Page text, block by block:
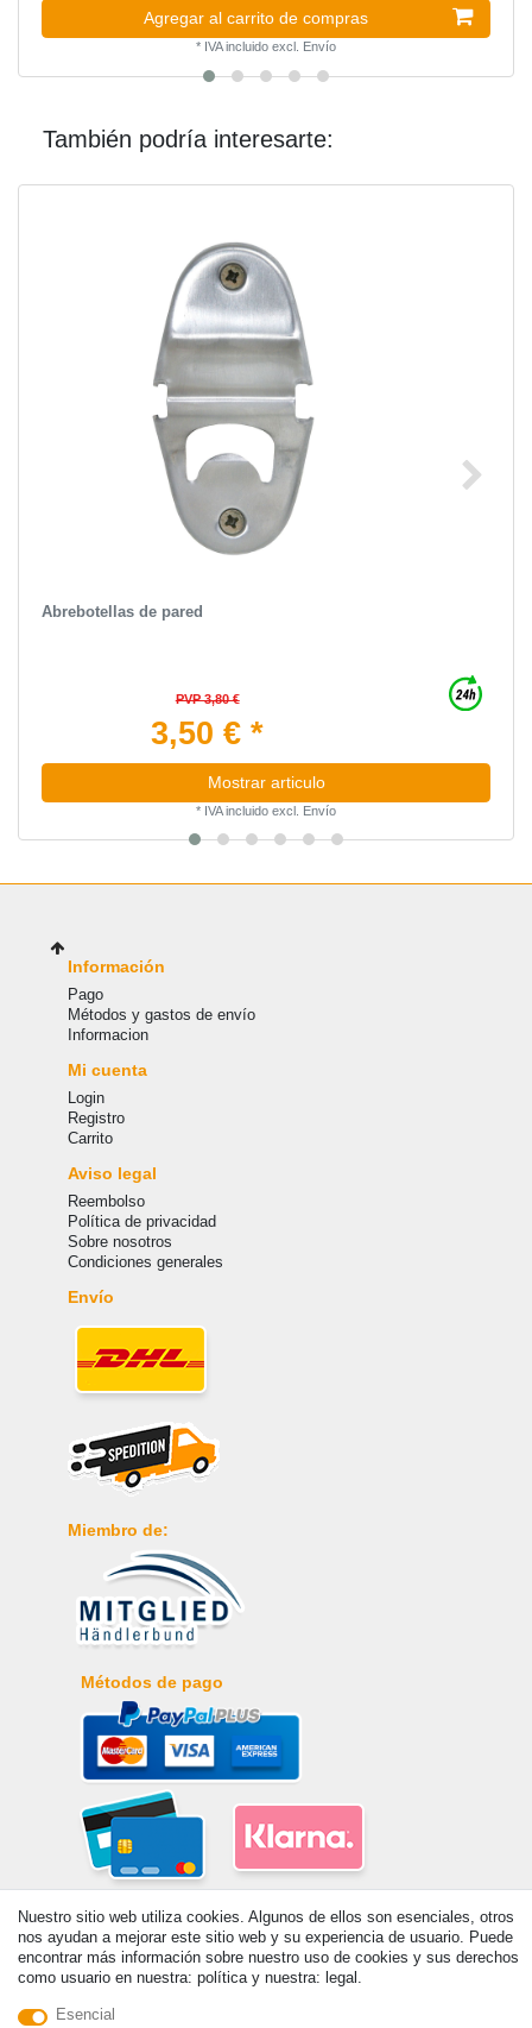
Agregar al carrito de compras
* IVA incluido excl. Envío
También podría interesarte:
Abrebotellas de pared
PVP 3,80 €
3,50 € *
Mostrar articulo
* IVA incluido excl. Envío
Información
Pago
Métodos y gastos de envío
Informacion
Mi cuenta
Login
Registro
Carrito
Aviso legal
Reembolso
Política de privacidad
Sobre nosotros
Condiciones generales
Envío
Miembro de:
Métodos de pago
Nuestro sitio web utiliza cookies. Algunos de ellos son esenciales, otros
nos ayudan a mejorar este sitio web y su experiencia de usuario. Puede
encontrar más información sobre nuestro uso de cookies y sus derechos
como usuario en nuestra: política y nuestra: legal.
Esencial